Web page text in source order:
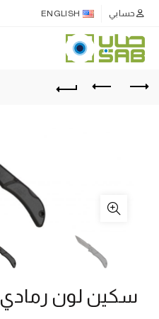
حسابي ENGLISH
سكين لون رمادي Chams 3.3 PDQ